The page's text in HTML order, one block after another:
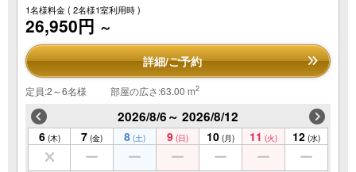
1名様料金( 2名様1室利用時 )
26,950円 ～
詳細/ご予約
定員:2～6名様 部屋の広さ:63.00 m2
2026/8/6～ 2026/8/12
6 (木) 7 (金) 8 (土) 9 (日) 10 (月) 11 (火) 12 (水)